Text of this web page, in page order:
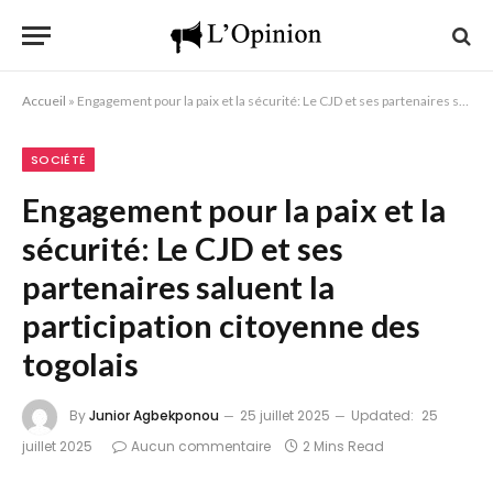
Accueil » Engagement pour la paix et la sécurité: Le CJD et ses partenaires saluent la participation citoyenne des togolais
SOCIÉTÉ
Engagement pour la paix et la
sécurité: Le CJD et ses
partenaires saluent la
participation citoyenne des
togolais
ByJunior Agbekponou 25 juillet 2025 Updated: 25
juillet 2025
Aucun commentaire 2 Mins Read